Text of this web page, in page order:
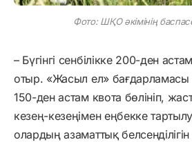
Фото: ШҚО әкімінің
– Бүгінгі сенбілікке 200-ден
отыр. «Жасыл ел» бағдарламасы
150-ден астам квота бөлініп,
кезең-кезеңімен еңбекке
олардың азаматтық